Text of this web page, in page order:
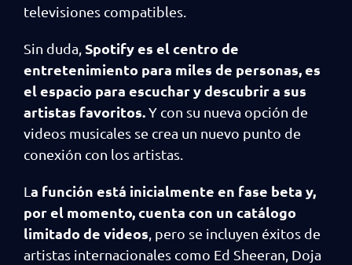
televisiones compatibles.
Sin duda,Spotify es el centro de
entretenimiento para miles de personas, es
el espacio para escuchar y descubrir a sus
artistas favoritos.Y con su nueva opción de
videos musicales se crea un nuevo punto de
conexión con los artistas.
L a función está inicialmente en fase beta y,
por el momento, cuenta con un catálogo
limitado de videos, pero se incluyen éxitos de
artistas internacionales como Ed Sheeran, Doja